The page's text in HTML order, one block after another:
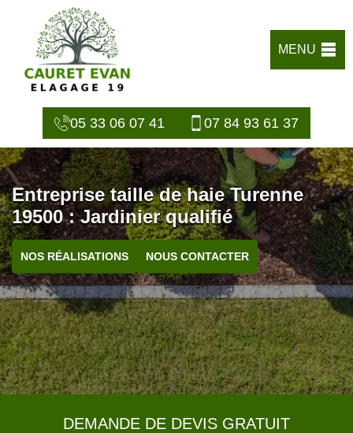
MENU
05 33 06 07 41 07 84 93 61 37
Entreprise taille de haie Turenne
19500 : Jardinier qualifié
NOS RÉALISATIONS NOUS CONTACTER
DEMANDE DE DEVIS GRATUIT